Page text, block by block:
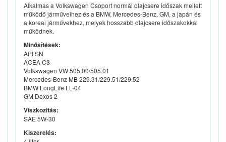
Alkalmas a Volkswagen Csoport normál olajcsere időszak mellett
működő járműveihez és a BMW, Mercedes-Benz, GM, a japán és
a koreai járművekhez, melyek hosszabb olajcsere időszakokkal
működnek.
Minősítések:
API SN
ACEA C3
Volkswagen VW 505.00/505.01
Mercedes-Benz MB 229.31/229.51/229.52
BMW LongLife LL-04
GM Dexos 2
Viszkozitás:
SAE 5W-30
Kiszerelés: